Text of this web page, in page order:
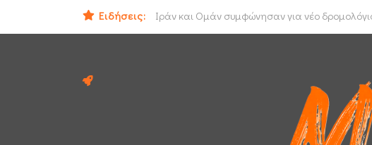
Ειδήσεις:
Ιράν και Ομάν συμφώνησαν για νέο
Ηλεκτρική διασύνδεση Ελλάδας - Κύπρου: